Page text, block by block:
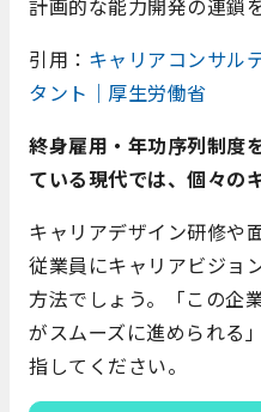
引用： キャリアコンサル
タント｜厚生労働省
終身雇用・年功序列制度
ている現代では、個々の
キャリアデザイン研修や
従業員にキャリアビジョ
方法でしょう。「この企
がスムーズに進められる
指してください。